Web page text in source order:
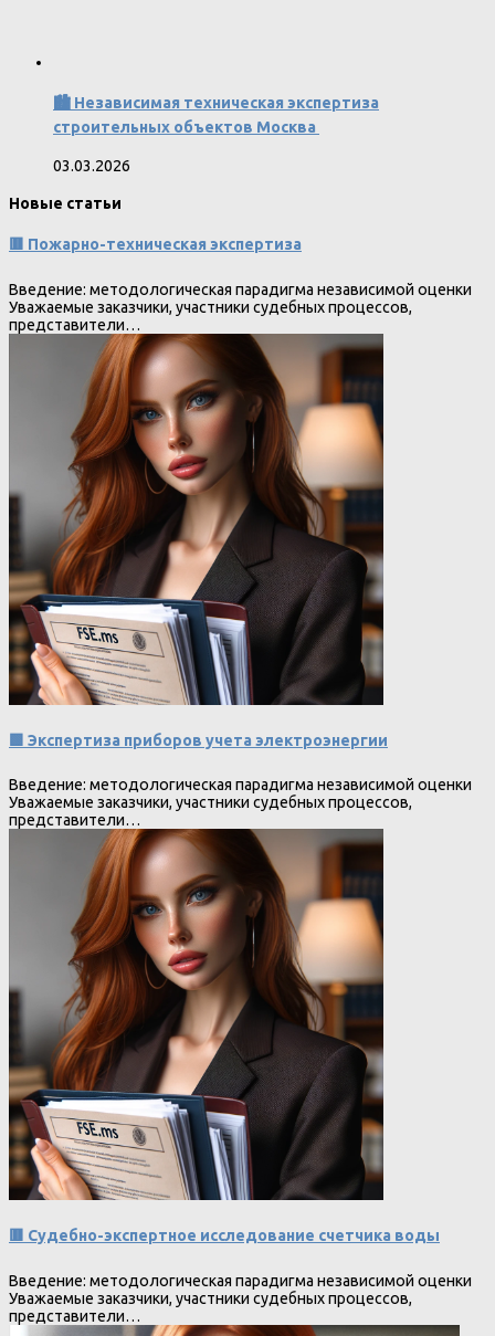
🏙️ Независимая техническая экспертиза
строительных объектов Москва
03.03.2026
Новые статьи
🟥 Пожарно-техническая экспертиза
Введение: методологическая парадигма независимой оценки
Уважаемые заказчики, участники судебных процессов,
представители…
🟩 Экспертиза приборов учета электроэнергии
Введение: методологическая парадигма независимой оценки
Уважаемые заказчики, участники судебных процессов,
представители…
🟥 Судебно-экспертное исследование счетчика воды
Введение: методологическая парадигма независимой оценки
Уважаемые заказчики, участники судебных процессов,
представители…